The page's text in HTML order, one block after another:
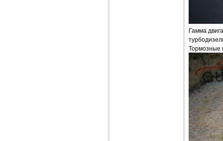
Гамма
Тормозные